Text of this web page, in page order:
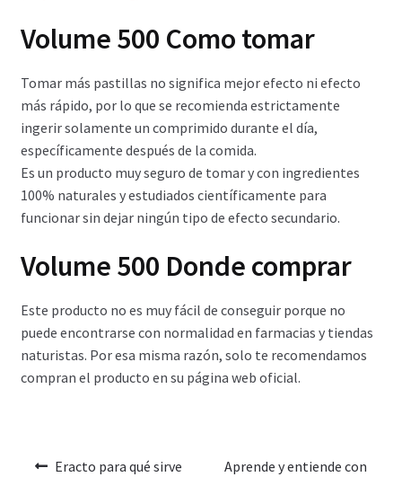
Volume 500 Como tomar
Tomar más pastillas no significa mejor efecto ni efecto
más rápido, por lo que se recomienda estrictamente
ingerir solamente un comprimido durante el día,
específicamente después de la comida.
Es un producto muy seguro de tomar y con ingredientes
100% naturales y estudiados científicamente para
funcionar sin dejar ningún tipo de efecto secundario.
Volume 500 Donde comprar
Este producto no es muy fácil de conseguir porque no
puede encontrarse con normalidad en farmacias y tiendas
naturistas. Por esa misma razón, solo te recomendamos
compran el producto en su página web oficial.
Eracto para qué sirve
Aprende y entiende con